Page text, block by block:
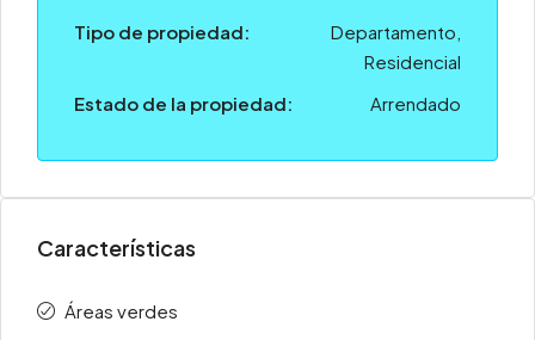
Tipo de propiedad:
Departamento,
Residencial
Estado de la propiedad:
Arrendado
Características
Áreas verdes